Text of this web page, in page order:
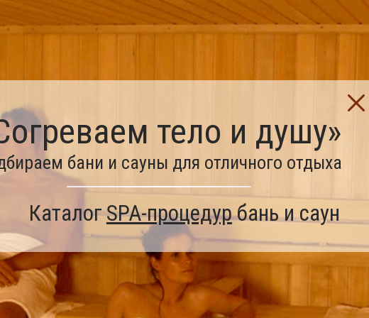
тело и душу»
бани и сауны для отличного отдыха
КаталогSPA-процедурбань и саун